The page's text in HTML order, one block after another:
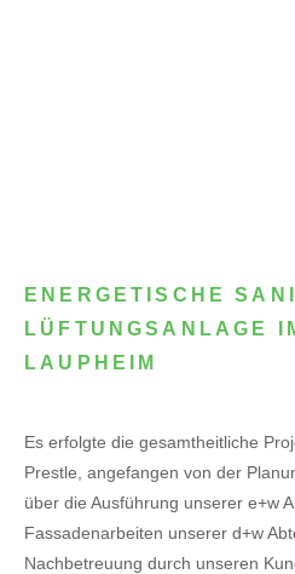
ENERGETISCHE
LÜFTUNGSANLAGE
LAUPHEIM
Es erfolgte die gesamtheitliche
Prestle, angefangen von der
über die Ausführung unserer e+w
Fassadenarbeiten unserer d+w
Nachbetreuung durch unseren